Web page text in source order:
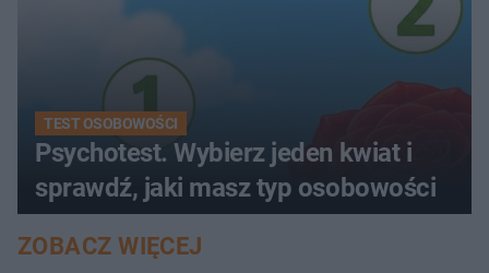
TEST OSOBOWOŚCI
Psychotest. Wybierz jeden kwiat i
sprawdź, jaki masz typ osobowości
ZOBACZ WIĘCEJ